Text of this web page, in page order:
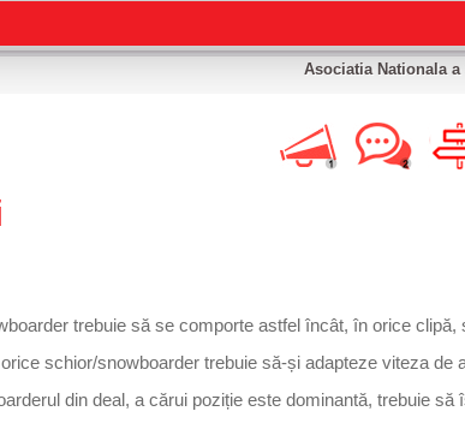
Asociatia Nationala
trebuie să se comporte astfel încât, în orice clipă,
orice schior/snowboarder trebuie să-și adapteze viteza
din deal, a cărui poziție este dominantă, trebuie